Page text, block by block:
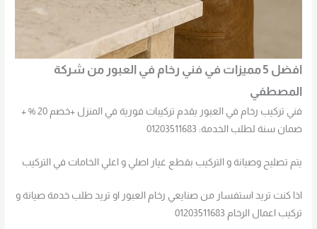
افضل 5 مميزات في فني رخام في العبور من شركة
المصطفي
فني تركيب رخام في العبور يقدم تركيبات فورية في المنزل +خصم 20 % +
ضمان سنة لطلب الخدمة: 01203511683
يتم تصليح وصيانة و التركيب بقطع غيار اصلي و اعلي الخامات في التركيب
اذا كنت تريد استفسار من صنايعي رخام العبور او تريد طلب خدمة صيانة و
تركيب اعمال الرخام 01203511683